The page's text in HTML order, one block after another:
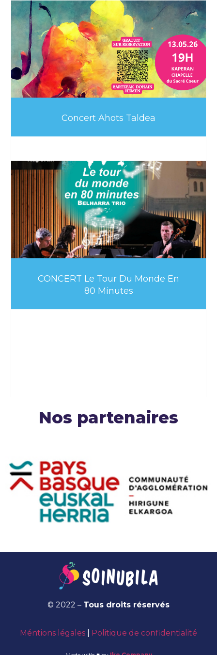
Concert Ahots Taldea
CONCERT Le Tour Du Monde En
80 Minutes
Nos partenaires
© 2022 – Tous droits réservés
Méntions légales Politique de confidentialité